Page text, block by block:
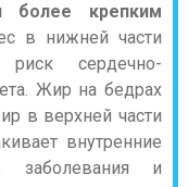
более крепким
в нижней части
сердечно-
Жир на бедрах
в верхней части
внутренние
заболевания и